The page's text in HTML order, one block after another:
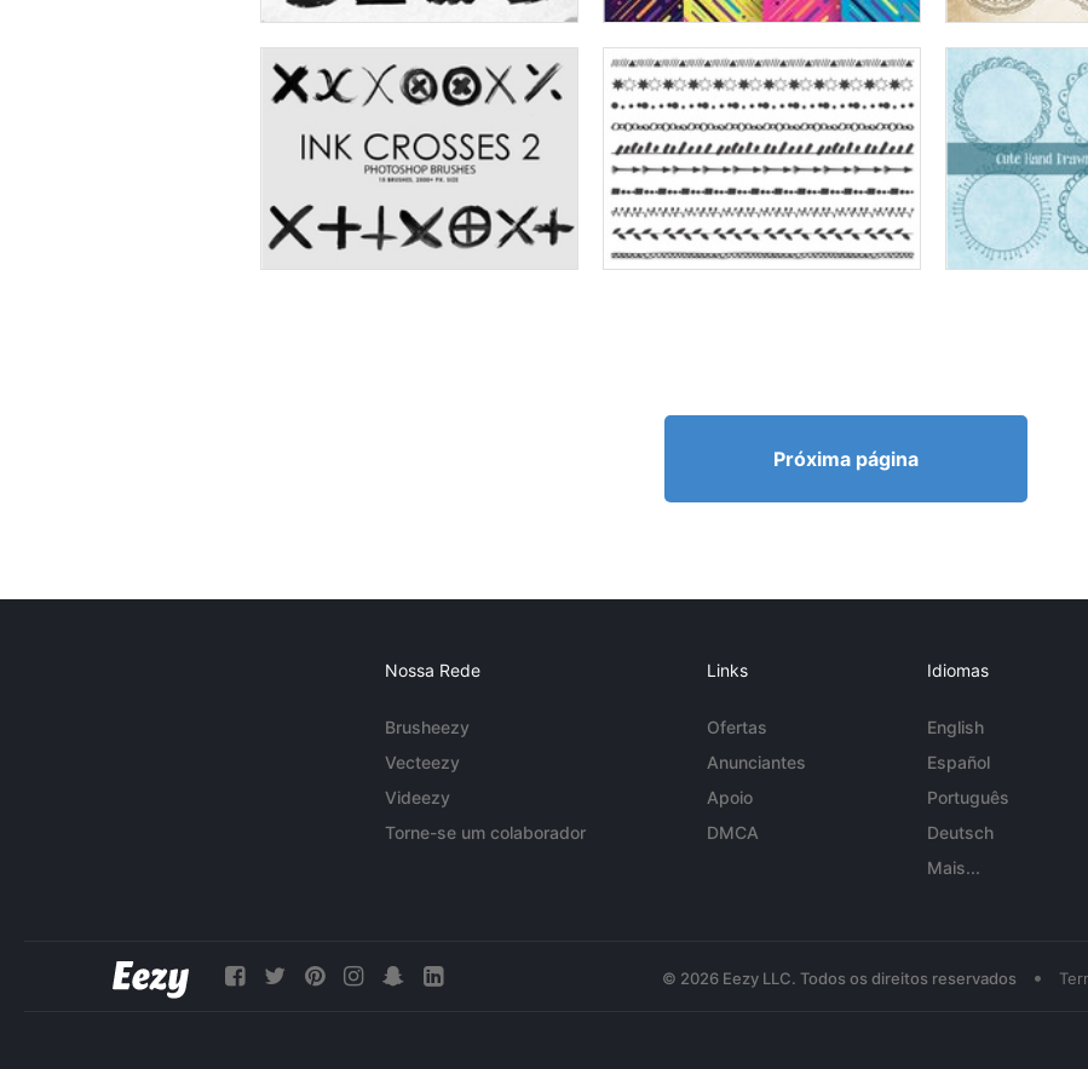
Próxima página
Nossa Rede
Brusheezy
Vecteezy
Videezy
Torne-se um colaborador
Links
Ofertas
Anunciantes
Apoio
DMCA
Idiomas
English
Español
Português
Deutsch
Mais...
© 2026 Eezy LLC. Todos os direitos reservados •